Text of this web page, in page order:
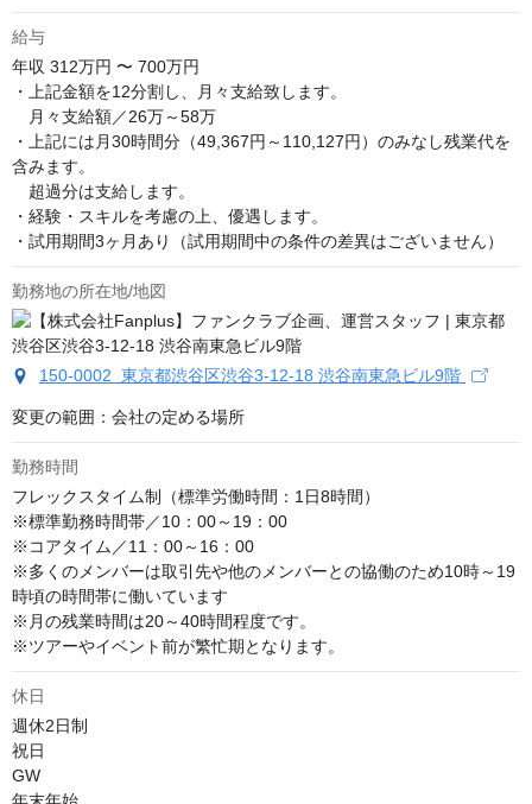
給与
年収 312万円 〜 700万円
・上記金額を12分割し、月々支給致します。
月々支給額／26万～58万
・上記には月30時間分（49,367円～110,127円）のみなし残業代を
含みます。
超過分は支給します。
・経験・スキルを考慮の上、優遇します。
・試用期間3ヶ月あり（試用期間中の条件の差異はございません）
勤務地の所在地/地図
150-0002 東京都渋谷区渋谷3-12-18 渋谷南東急ビル9階
変更の範囲：会社の定める場所
勤務時間
フレックスタイム制（標準労働時間：1日8時間）
※標準勤務時間帯／10：00～19：00
※コアタイム／11：00～16：00
※多くのメンバーは取引先や他のメンバーとの協働のため10時～19
時頃の時間帯に働いています
※月の残業時間は20～40時間程度です。
※ツアーやイベント前が繁忙期となります。
休日
週休2日制
祝日
GW
年末年始